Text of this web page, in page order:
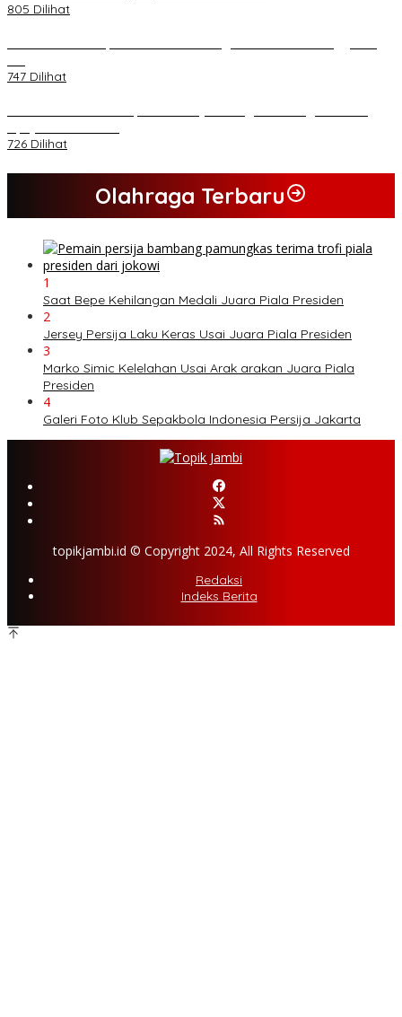
805 Dilihat
747 Dilihat
726 Dilihat
Olahraga Terbaru
1
Saat Bepe Kehilangan Medali Juara Piala Presiden
2
Jersey Persija Laku Keras Usai Juara Piala Presiden
3
Marko Simic Kelelahan Usai Arak arakan Juara Piala
Presiden
4
Galeri Foto Klub Sepakbola Indonesia Persija Jakarta
topikjambi.id © Copyright 2024, All Rights Reserved
Redaksi
Indeks Berita